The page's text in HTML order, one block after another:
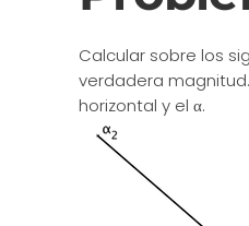
Calcular sobre los
verdadera
horizontal y el α.